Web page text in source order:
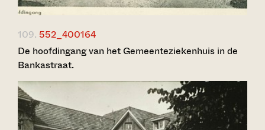
109. 552_400164
De hoofdingang van het Gemeenteziekenhuis in de
Bankastraat.